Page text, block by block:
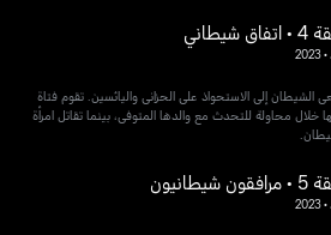
شيطاني
•
2023
الشيطان إلى الاستحواذ على الحزانى واليائسين. تقوم فتاة
محاولة للتحدث مع والدها المتوفى، بينما تقاتل امرأة
شيطانيون
•
2023